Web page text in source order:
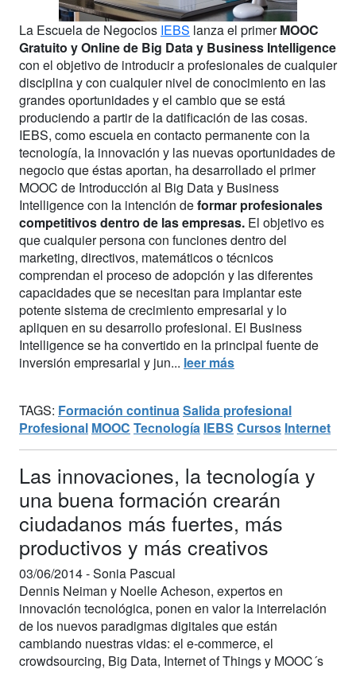
La Escuela de Negocios IEBS lanza el primerMOOC
Gratuito y Online de Big Data y Business Intelligence
con el objetivo de introducir a profesionales de cualquier
disciplina y con cualquier nivel de conocimiento en las
grandes oportunidades y el cambio que se está
produciendo a partir de la datificación de las cosas.
IEBS, como escuela en contacto permanente con la
tecnología, la innovación y las nuevas oportunidades de
negocio que éstas aportan, ha desarrollado el primer
MOOC de Introducción al Big Data y Business
Intelligence con la intención deformar profesionales
competitivos dentro de las empresas. El objetivo es
que cualquier persona con funciones dentro del
marketing, directivos, matemáticos o técnicos
comprendan el proceso de adopción y las diferentes
capacidades que se necesitan para implantar este
potente sistema de crecimiento empresarial y lo
apliquen en su desarrollo profesional. El Business
Intelligence se ha convertido en la principal fuente de
inversión empresarial y jun... leer más
TAGS: Formación continua Salida profesional
Profesional MOOC Tecnología IEBS Cursos Internet
Las innovaciones, la tecnología y
una buena formación crearán
ciudadanos más fuertes, más
productivos y más creativos
03/06/2014 -Sonia Pascual
Dennis Neiman y Noelle Acheson, expertos en
innovación tecnológica, ponen en valor la interrelación
de los nuevos paradigmas digitales que están
cambiando nuestras vidas: el e-commerce, el
crowdsourcing, Big Data, Internet of Things y MOOC´s